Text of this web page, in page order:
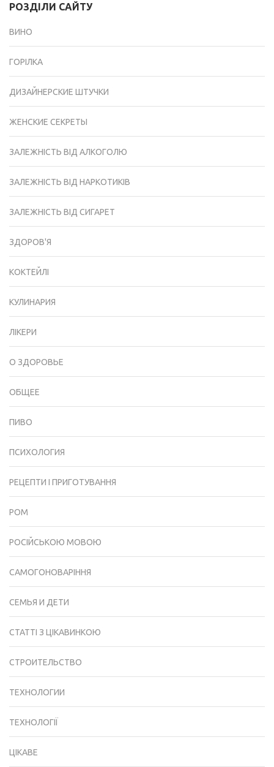
РОЗДІЛИ САЙТУ
ВИНО
ГОРІЛКА
ДИЗАЙНЕРСКИЕ ШТУЧКИ
ЖЕНСКИЕ СЕКРЕТЫ
ЗАЛЕЖНІСТЬ ВІД АЛКОГОЛЮ
ЗАЛЕЖНІСТЬ ВІД НАРКОТИКІВ
ЗАЛЕЖНІСТЬ ВІД СИГАРЕТ
ЗДОРОВ'Я
КОКТЕЙЛІ
КУЛИНАРИЯ
ЛІКЕРИ
О ЗДОРОВЬЕ
ОБЩЕЕ
ПИВО
ПСИХОЛОГИЯ
РЕЦЕПТИ І ПРИГОТУВАННЯ
РОМ
РОСІЙСЬКОЮ МОВОЮ
САМОГОНОВАРІННЯ
СЕМЬЯ И ДЕТИ
СТАТТІ З ЦІКАВИНКОЮ
СТРОИТЕЛЬСТВО
ТЕХНОЛОГИИ
ТЕХНОЛОГІЇ
ЦІКАВЕ